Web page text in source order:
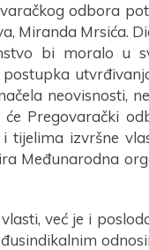
odbora
Miranda Mrsića.
bi moralo u
neovisnosti,
Pregovarački
tijelima izvršne
Međunarodna
već je i